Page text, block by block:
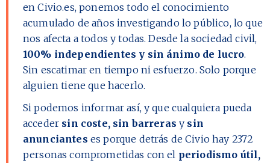
en Civio.es, ponemos todo el conocimiento
acumulado de años investigando lo público, lo que
nos afecta a todos y todas. Desde la sociedad civil,
100% independientes y sin ánimo de lucro.
Sin escatimar en tiempo ni esfuerzo. Solo porque
alguien tiene que hacerlo.
Si podemos informar así, y que cualquiera pueda
acceder sin coste, sin barreras y sin
anunciantes es porque detrás de Civio hay 2372
personas comprometidas con el periodismo útil,